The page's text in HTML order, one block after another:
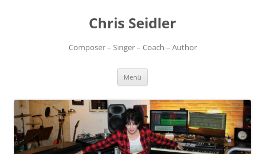
Chris Seidler
Composer – Singer – Coach – Author
Menü